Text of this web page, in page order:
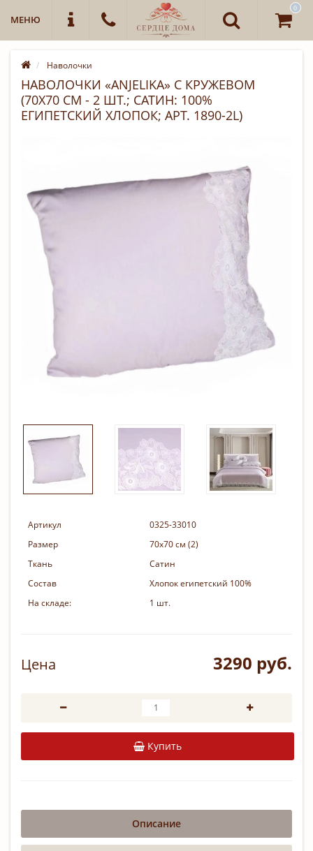
МЕНЮ
0
Наволочки
НАВОЛОЧКИ «ANJELIKA» С КРУЖЕВОМ
(70Х70 СМ - 2 ШТ.; САТИН: 100%
ЕГИПЕТСКИЙ ХЛОПОК; АРТ. 1890-2L)
Артикул
0325-33010
Размер
70х70 см (2)
Ткань
Сатин
Состав
Хлопок египетский 100%
На складе:
1 шт.
Цена 3290 руб.
Купить
Описание